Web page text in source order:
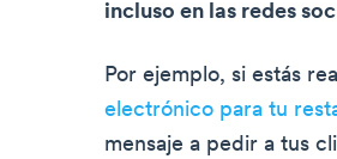
incluso en las redes
Por ejemplo, si estás
electrónico para tu
mensaje a pedir a tus